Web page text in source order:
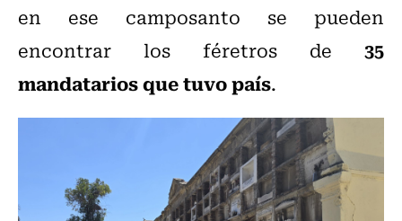
en ese camposanto se pueden
encontrar los féretros de 35
mandatarios que tuvo país.